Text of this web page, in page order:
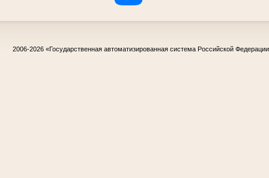
2006-2026 «Государственная автоматизированная система Российской